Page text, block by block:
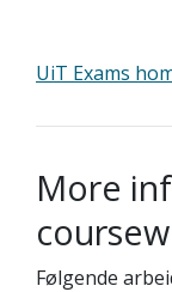
UiT Exams
More
Følgende